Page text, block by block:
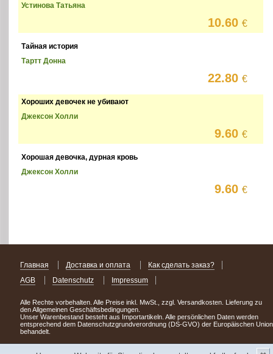
Устинова Татьяна
10.60€
Тайная история
Тартт Донна
22.80€
Хороших девочек не убивают
Джексон Холли
9.60€
Хорошая девочка, дурная кровь
Джексон Холли
9.60€
Главная Доставка и оплата
Как сделать заказ?
AGB
Datenschutz Impressum
Alle Rechte vorbehalten. Alle Preise inkl. MwSt., zzgl. Versandkosten. Lieferung zu
den Allgemeinen Geschäftsbedingungen.
Unser Warenbestand besteht aus Importartikeln. Alle persönlichen Daten werden
entsprechend dem Datenschutzgrundverordnung (DS-GVO) der Europäischen Union
behandelt.
Сделав заказ сегодня, уже через день или два Вы можете стать обладателем